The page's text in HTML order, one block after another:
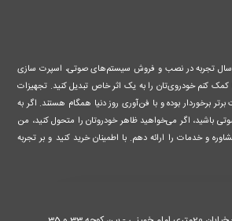
سال تجربه در نصب و فروش سیستم‌های صوتی، اسپرت سازی
کنم خودروی‌تان را به یک اثر خاص تبدیل کنید. تجهیزات
برخوردار بوده و با فن‌آوری روز دنیا همگام هستند. اگر به
باشید، اگر می‌خواهید ظاهر خودروتان را متحول کنید، من
و خدمات را ارائه دهم. با اطمینان خرید کنید و بر تجربه